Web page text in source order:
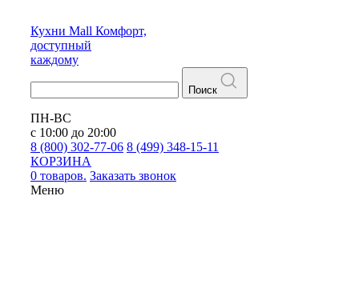
Кухни Mall Комфорт,
доступный
каждому
Поиск
ПН-ВС
с 10:00 до 20:00
8 (800) 302-77-06 8 (499) 348-15-11
КОРЗИНА
0 товаров. Заказать звонок
Меню